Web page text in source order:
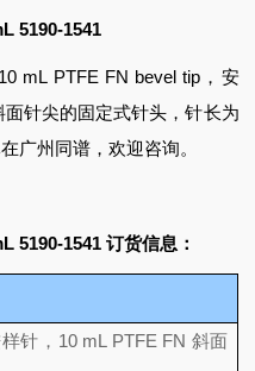
5190-1541
mL PTFE FN bevel tip，安
针尖的固定式针头，针长为
广州同谱，欢迎咨询。
5190-1541订货信息：
针，10 mL PTFE FN 斜面